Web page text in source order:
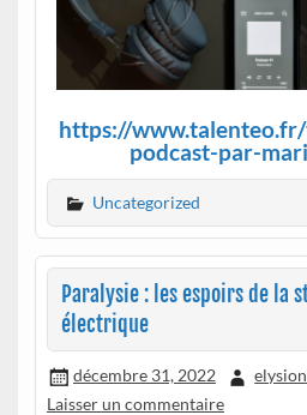
https://
podcast-par-
Uncategorized
Paralysie : les espoirs de la
électrique
décembre 31, 2022
Laisser un commentaire